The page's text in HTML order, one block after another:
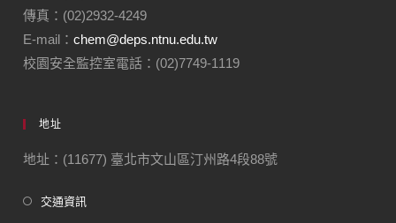
傳真：(02)2932-4249
E-mail：chem@deps.ntnu.edu.tw
校園安全監控室電話：(02)7749-1119
地址
地址：(11677) 臺北市文山區汀州路4段88號
交通資訊